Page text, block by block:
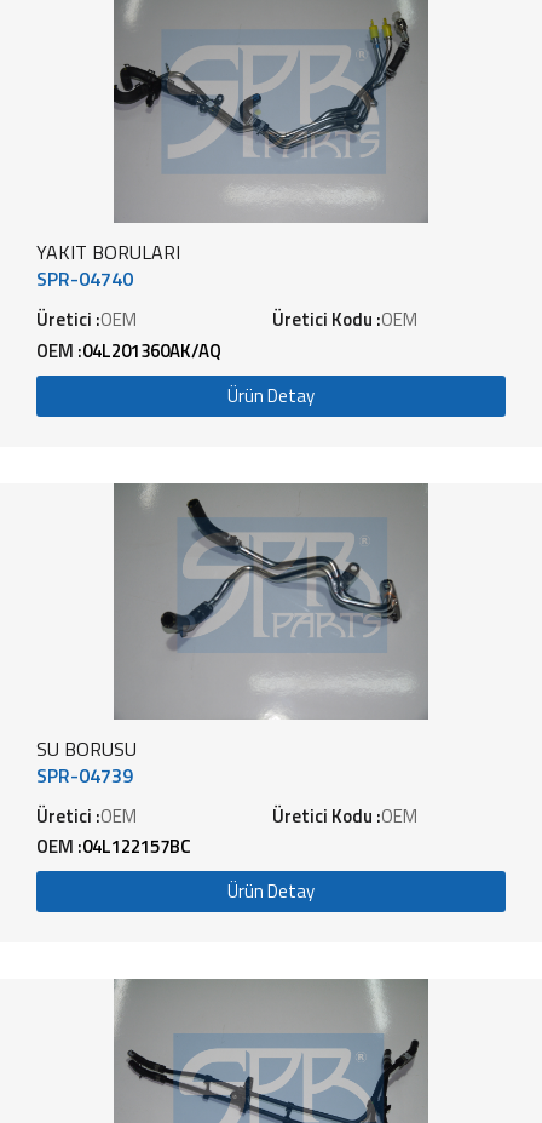
YAKIT BORULARI
SPR-04740
Üretici :OEM Üretici Kodu :OEM
OEM :04L201360AK/AQ
Ürün Detay
SU BORUSU
SPR-04739
Üretici :OEM Üretici Kodu :OEM
OEM :04L122157BC
Ürün Detay